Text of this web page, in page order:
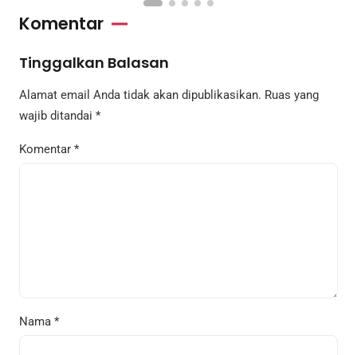
Komentar
Tinggalkan Balasan
Alamat email Anda tidak akan dipublikasikan. Ruas yang
wajib ditandai *
Komentar *
Nama *